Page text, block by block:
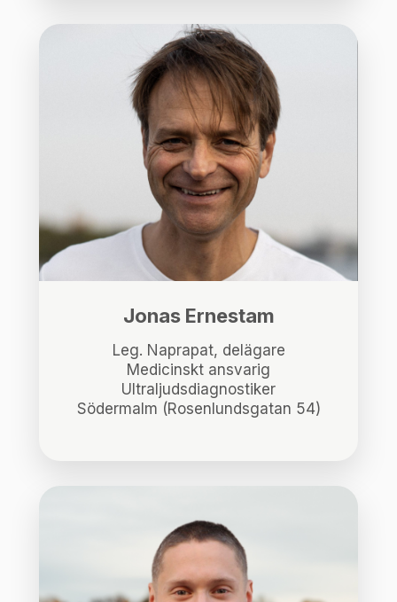
Jonas Ernestam
Leg. Naprapat, delägare
Medicinskt ansvarig
Ultraljudsdiagnostiker
Södermalm (Rosenlundsgatan 54)